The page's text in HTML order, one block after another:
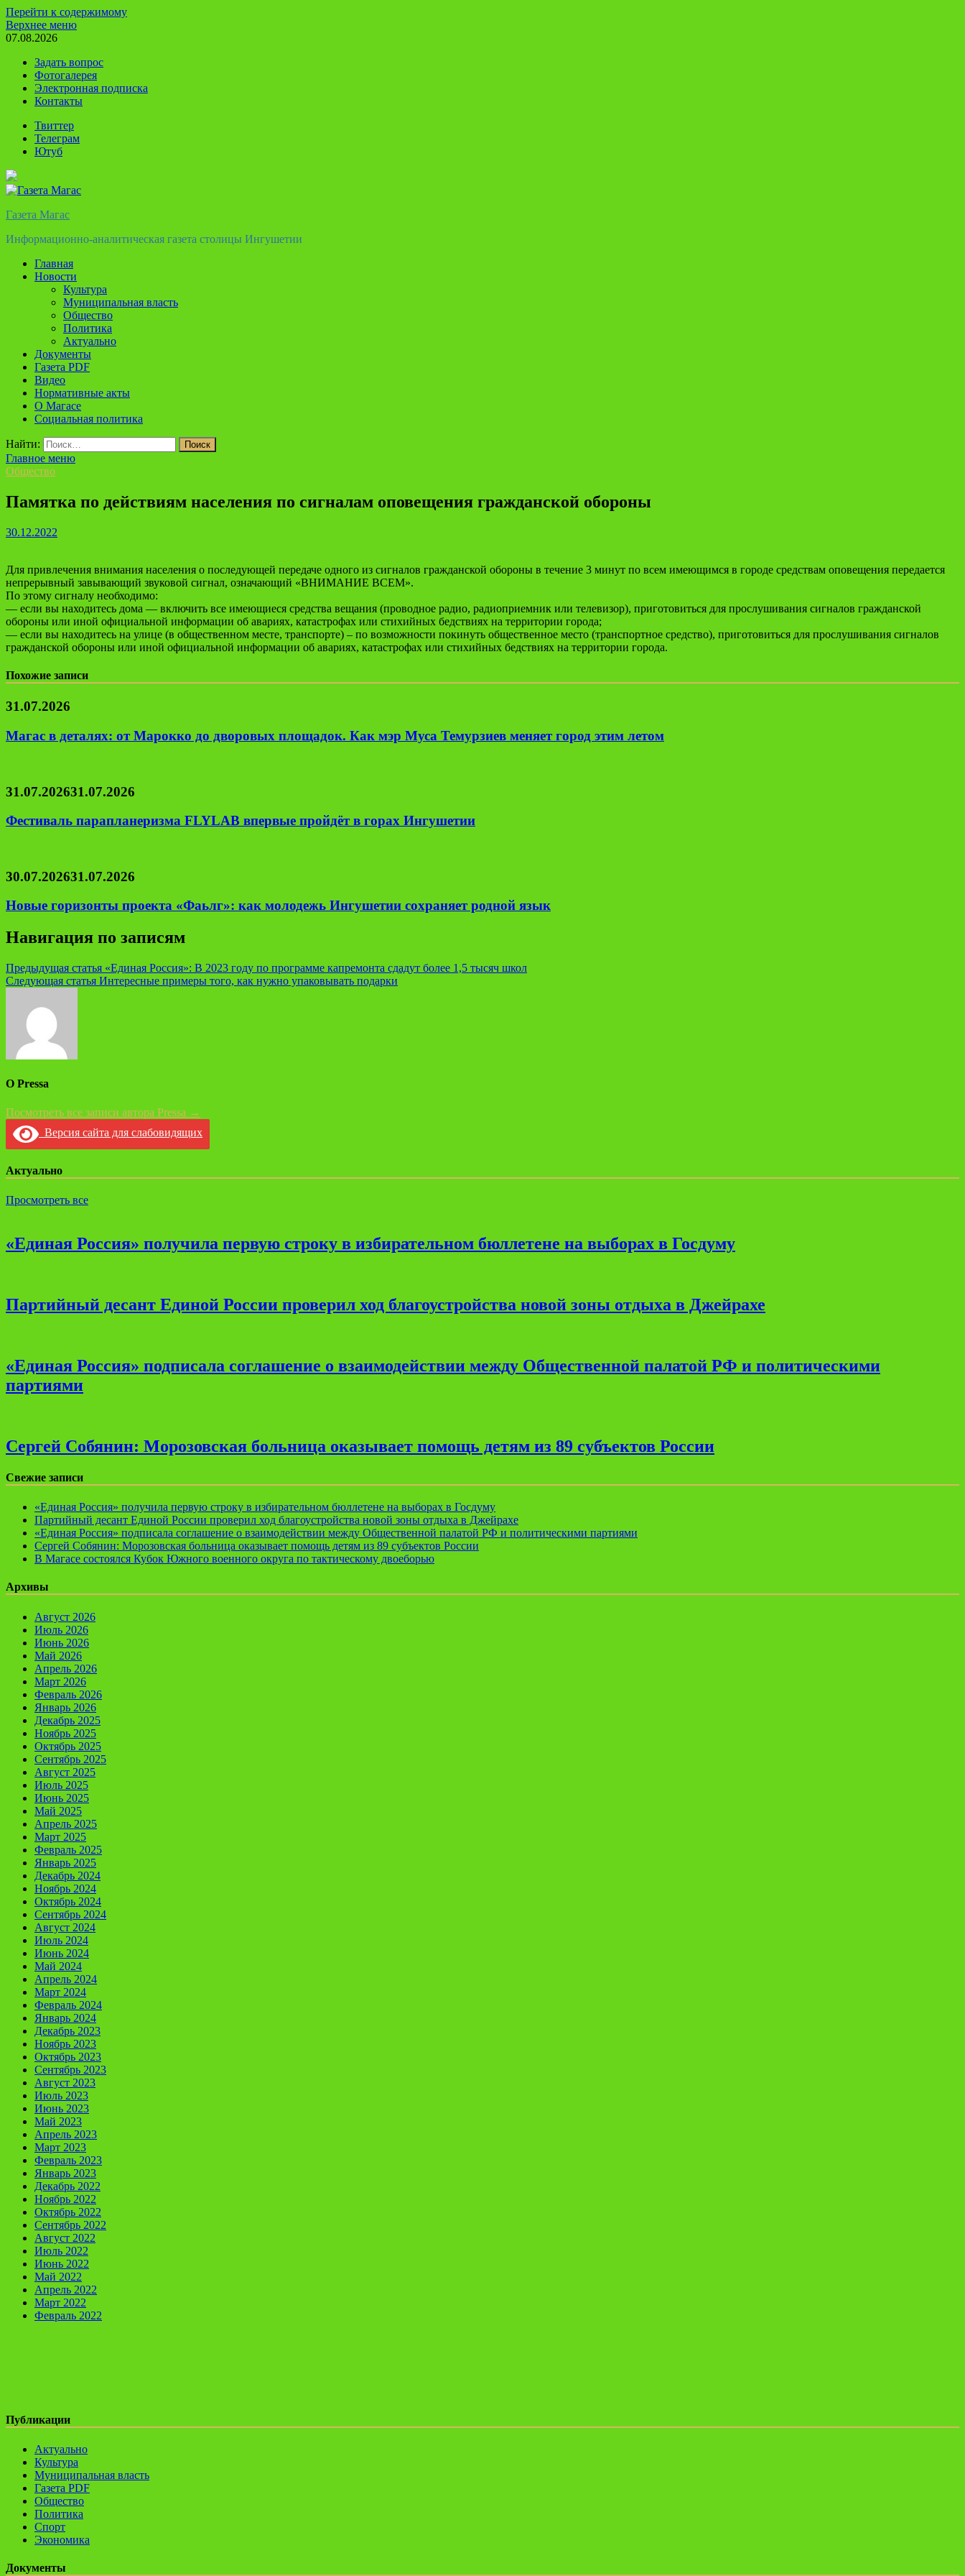
Перейти к содержимому
Верхнее меню
07.08.2026
Задать вопрос
Фотогалерея
Электронная подписка
Контакты
Твиттер
Телеграм
Ютуб
Газета Магас
Информационно-аналитическая газета столицы Ингушетии
Главная
Новости
Культура
Муниципальная власть
Общество
Политика
Актуально
Документы
Газета PDF
Видео
Нормативные акты
О Магасе
Социальная политика
Найти:
Главное меню
Общество
Памятка по действиям населения по сигналам оповещения гражданской обороны
30.12.2022
Для привлечения внимания населения о последующей передаче одного из сигналов гражданской обороны в течение 3 минут по всем имеющимся в городе средствам оповещения передается
непрерывный завывающий звуковой сигнал, означающий «ВНИМАНИЕ ВСЕМ».
По этому сигналу необходимо:
— если вы находитесь дома — включить все имеющиеся средства вещания (проводное радио, радиоприемник или телевизор), приготовиться для прослушивания сигналов гражданской
обороны или иной официальной информации об авариях, катастрофах или стихийных бедствиях на территории города;
— если вы находитесь на улице (в общественном месте, транспорте) – по возможности покинуть общественное место (транспортное средство), приготовиться для прослушивания сигналов
гражданской обороны или иной официальной информации об авариях, катастрофах или стихийных бедствиях на территории города.
Похожие записи
31.07.2026
Магас в деталях: от Марокко до дворовых площадок. Как мэр Муса Темурзиев меняет город этим летом
31.07.202631.07.2026
Фестиваль парапланеризма FLYLAB впервые пройдёт в горах Ингушетии
30.07.202631.07.2026
Новые горизонты проекта «Фаьлг»: как молодежь Ингушетии сохраняет родной язык
Навигация по записям
Предыдущая статья «Единая Россия»: В 2023 году по программе капремонта сдадут более 1,5 тысяч школ
Следующая статья Интересные примеры того, как нужно упаковывать подарки
О Pressa
Посмотреть все записи автора Pressa →
Версия сайта для слабовидящих
Актуально
Просмотреть все
«Единая Россия» получила первую строку в избирательном бюллетене на выборах в Госдуму
Партийный десант Единой России проверил ход благоустройства новой зоны отдыха в Джейрахе
«Единая Россия» подписала соглашение о взаимодействии между Общественной палатой РФ и политическими
партиями
Сергей Собянин: Морозовская больница оказывает помощь детям из 89 субъектов России
Свежие записи
«Единая Россия» получила первую строку в избирательном бюллетене на выборах в Госдуму
Партийный десант Единой России проверил ход благоустройства новой зоны отдыха в Джейрахе
«Единая Россия» подписала соглашение о взаимодействии между Общественной палатой РФ и политическими партиями
Сергей Собянин: Морозовская больница оказывает помощь детям из 89 субъектов России
В Магасе состоялся Кубок Южного военного округа по тактическому двоеборью
Архивы
Август 2026
Июль 2026
Июнь 2026
Май 2026
Апрель 2026
Март 2026
Февраль 2026
Январь 2026
Декабрь 2025
Ноябрь 2025
Октябрь 2025
Сентябрь 2025
Август 2025
Июль 2025
Июнь 2025
Май 2025
Апрель 2025
Март 2025
Февраль 2025
Январь 2025
Декабрь 2024
Ноябрь 2024
Октябрь 2024
Сентябрь 2024
Август 2024
Июль 2024
Июнь 2024
Май 2024
Апрель 2024
Март 2024
Февраль 2024
Январь 2024
Декабрь 2023
Ноябрь 2023
Октябрь 2023
Сентябрь 2023
Август 2023
Июль 2023
Июнь 2023
Май 2023
Апрель 2023
Март 2023
Февраль 2023
Январь 2023
Декабрь 2022
Ноябрь 2022
Октябрь 2022
Сентябрь 2022
Август 2022
Июль 2022
Июнь 2022
Май 2022
Апрель 2022
Март 2022
Февраль 2022
Публикации
Актуально
Культура
Муниципальная власть
Газета PDF
Общество
Политика
Спорт
Экономика
Документы